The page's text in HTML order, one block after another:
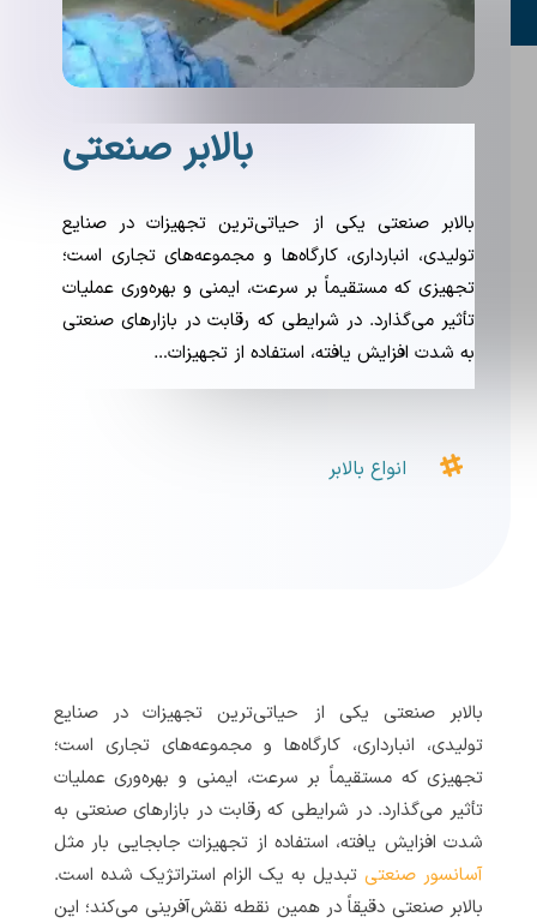
بالابر صنعتی
بالابر صنعتی یکی از حیاتی‌ترین تجهیزات در صنایع
تولیدی، انبارداری، کارگاه‌ها و مجموعه‌های تجاری است؛
تجهیزی که مستقیماً بر سرعت، ایمنی و بهره‌وری عملیات
تأثیر می‌گذارد. در شرایطی که رقابت در بازارهای صنعتی
به شدت افزایش یافته، استفاده از تجهیزات…
 انواع بالابر
بالابر صنعتی یکی از حیاتی‌ترین تجهیزات در صنایع
تولیدی، انبارداری، کارگاه‌ها و مجموعه‌های تجاری است؛
تجهیزی که مستقیماً بر سرعت، ایمنی و بهره‌وری عملیات
تأثیر می‌گذارد. در شرایطی که رقابت در بازارهای صنعتی به
شدت افزایش یافته، استفاده از تجهیزات جابجایی بار مثل
آسانسور صنعتیتبدیل به یک الزام استراتژیک شده است.
بالابر صنعتی دقیقاً در همین نقطه نقش‌آفرینی می‌کند؛ این